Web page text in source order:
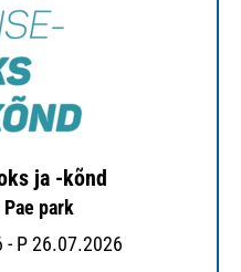
ja -kõnd
park
- P 26.07.2026